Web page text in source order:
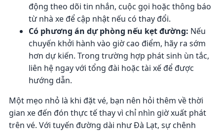
động theo dõi tin nhắn, cuộc gọi hoặc thông báo
từ nhà xe để cập nhật nếu có thay đổi.
Có phương án dự phòng nếu kẹt đường: Nếu
chuyến khởi hành vào giờ cao điểm, hãy ra sớm
hơn dự kiến. Trong trường hợp phát sinh ùn tắc,
liên hệ ngay với tổng đài hoặc tài xế để được
hướng dẫn.
Một mẹo nhỏ là khi đặt vé, bạn nên hỏi thêm về thời
gian xe đến đón thực tế thay vì chỉ nhìn giờ xuất phát
trên vé. Với tuyến đường dài như Đà Lạt, sự chênh